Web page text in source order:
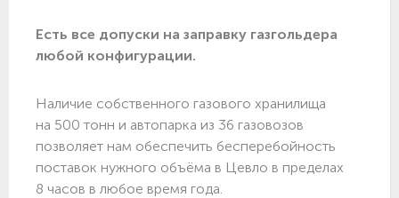
Есть все допуски нa заправку газгольдера
любой конфигурации.
Наличие собственного газового хранилища
на 500 тонн и автопарка из 36 газовозов
позволяет нам обеспечить бесперебойность
поставок нужного объёма в Цевло в пределах
8 часов в любое время года.